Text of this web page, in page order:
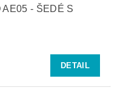
- ŠEDÉ S
DETAIL